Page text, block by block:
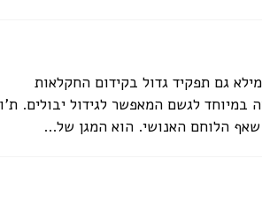
גם תפקיד גדול בקידום החקלאות
במיוחד לגשם המאפשר לגידול יבולים.
שאף הלוחם האנושי. הוא המגן של...